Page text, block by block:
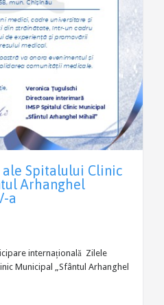
Spitalului Clinic
Arhanghel
a
internațională Zilele
Municipal „Sfântul Arhanghel